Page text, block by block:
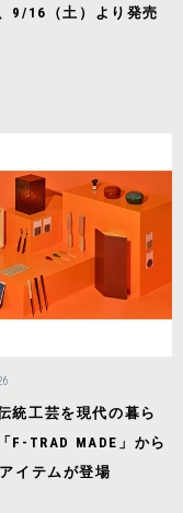
9/16（土）より発売
統工芸を現代の暮ら
F-TRAD MADE」から
イテムが登場